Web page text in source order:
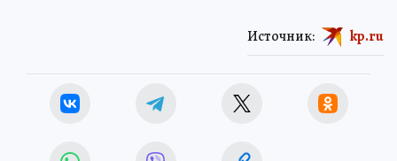
Источник: kp.ru